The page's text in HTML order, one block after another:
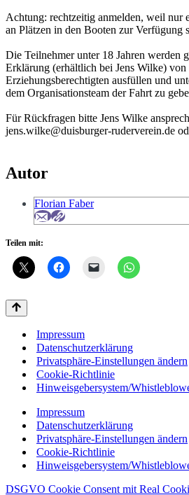
Achtung: rechtzeitig anmelden, weil nur
an Plätzen in den Booten zur Verfügung
Die Teilnehmer unter 18 Jahren werden
Erklärung (erhältlich bei Jens Wilke) von
Erziehungsberechtigten ausfüllen und
dem Organisationsteam der Fahrt zu
Für Rückfragen bitte Jens Wilke
jens.wilke@duisburger-ruderverein.de
Autor
Florian Faber
Teilen mit:
Impressum
Datenschutzerklärung
Privatsphäre-Einstellungen ändern
Cookie-Richtlinie
Hinweisgebersystem/
Impressum
Datenschutzerklärung
Privatsphäre-Einstellungen ändern
Cookie-Richtlinie
Hinweisgebersystem/
DSGVO Cookie Consent mit Real